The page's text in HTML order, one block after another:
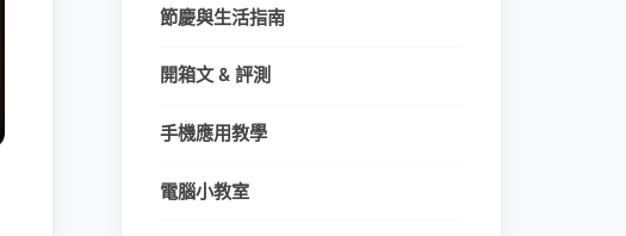
節慶與生活指南
開箱文 & 評測
手機應用教學
電腦小教室